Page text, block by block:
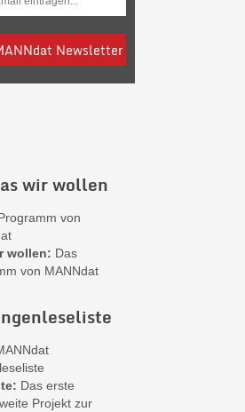
wir wollen
wollen: Das
von MANNdat
Das erste
Projekt zur